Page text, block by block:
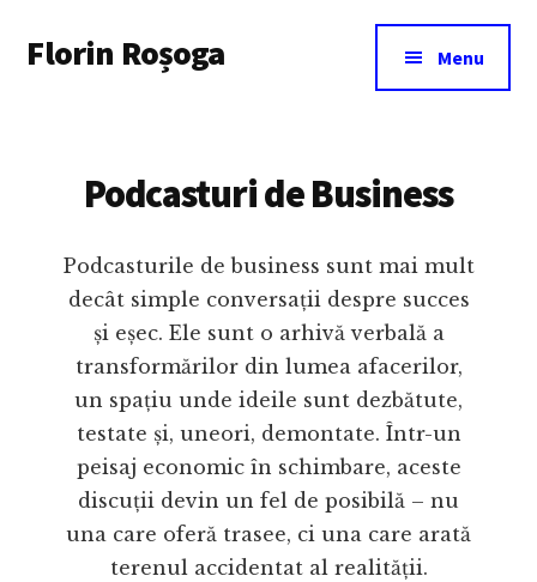
main
menu
Florin Roșoga Menu
Podcasturi de Business
Podcasturile de business sunt mai mult
decât simple conversații despre succes
și eșec. Ele sunt o arhivă verbală a
transformărilor din lumea afacerilor,
un spațiu unde ideile sunt dezbătute,
testate și, uneori, demontate. Într-un
peisaj economic în schimbare, aceste
discuții devin un fel de posibilă – nu
una care oferă trasee, ci una care arată
terenul accidentat al realității.